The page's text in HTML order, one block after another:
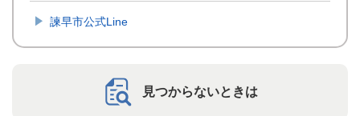
諫早市公式Line
見つからないときは